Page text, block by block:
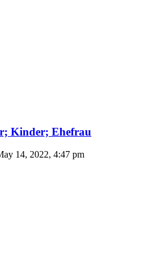
Kinder; Ehefrau
14, 2022, 4:47 pm